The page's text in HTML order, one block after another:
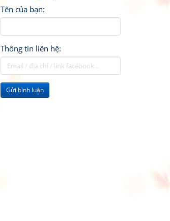
Tên của bạn:
Thông tin liên hệ:
Gửi bình luận